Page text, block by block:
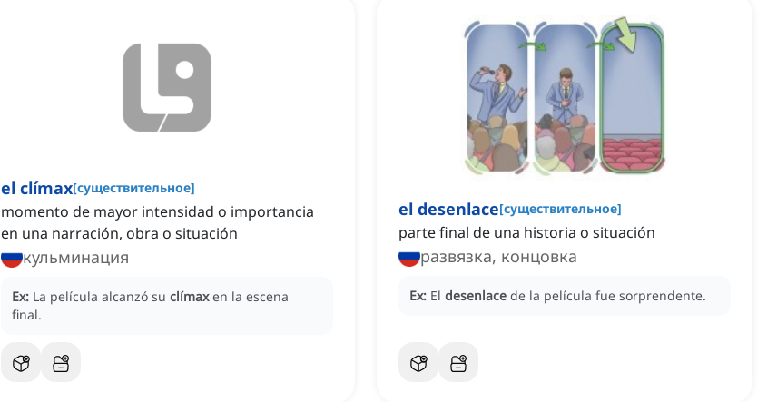
el clímax[существительное]
momento de mayor intensidad o importancia
en una narración, obra o situación
кульминация
Ex: La película alcanzó su clímax en la escena
final.
el desenlace[существительное]
parte final de una historia o situación
развязка, концовка
Ex: El desenlace de la película fue sorprendente.